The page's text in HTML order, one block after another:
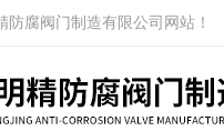
腐阀门制造有限公司网站！